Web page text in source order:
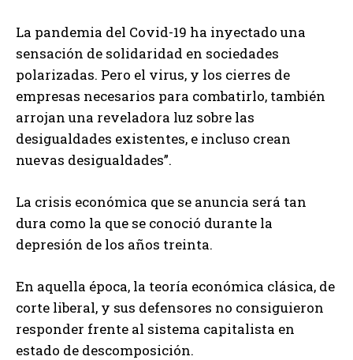
La pandemia del Covid-19 ha inyectado una
sensación de solidaridad en sociedades
polarizadas. Pero el virus, y los cierres de
empresas necesarios para combatirlo, también
arrojan una reveladora luz sobre las
desigualdades existentes, e incluso crean
nuevas desigualdades”.
La crisis económica que se anuncia será tan
dura como la que se conoció durante la
depresión de los años treinta.
En aquella época, la teoría económica clásica, de
corte liberal, y sus defensores no consiguieron
responder frente al sistema capitalista en
estado de descomposición.